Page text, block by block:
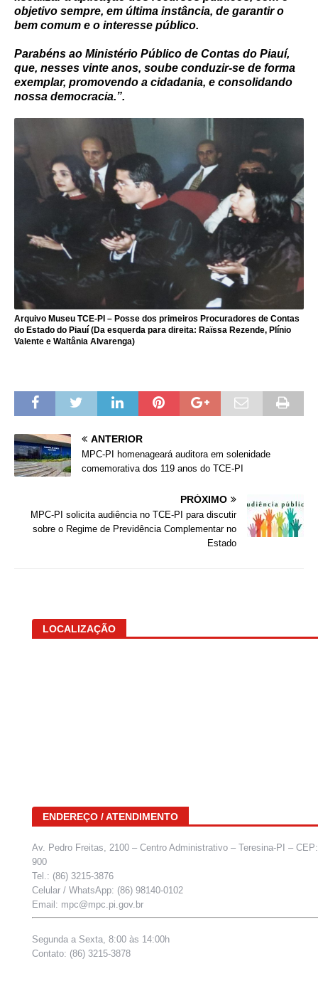
objetivo sempre, em última instância, de garantir o
bem comum e o interesse público.
Parabéns ao Ministério Público de Contas do Piauí,
que, nesses vinte anos, soube conduzir-se de forma
exemplar, promovendo a cidadania, e consolidando
nossa democracia.”.
Arquivo Museu TCE-PI – Posse dos primeiros Procuradores de Contas
do Estado do Piauí (Da esquerda para direita: Raïssa Rezende, Plínio
Valente e Waltânia Alvarenga)
ANTERIOR
MPC-PI homenageará auditora em solenidade
comemorativa dos 119 anos do TCE-PI
PRÓXIMO
MPC-PI solicita audiência no TCE-PI para discutir
sobre o Regime de Previdência Complementar no
Estado
LOCALIZAÇÃO
ENDEREÇO / ATENDIMENTO
Av. Pedro Freitas, 2100 – Centro Administrativo – Teresina-PI –
900
Tel.: (86) 3215-3876
Celular / WhatsApp: (86) 98140-0102
Email: mpc@mpc.pi.gov.br
Segunda a Sexta, 8:00 às 14:00h
Contato: (86) 3215-3878